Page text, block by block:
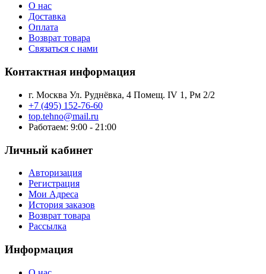
О нас
Доставка
Оплата
Возврат товара
Связаться с нами
Контактная информация
г. Москва Ул. Руднёвка, 4 Помещ. IV 1, Рм 2/2
+7 (495) 152-76-60
top.tehno@mail.ru
Работаем: 9:00 - 21:00
Личный кабинет
Авторизация
Регистрация
Мои Адреса
История заказов
Возврат товара
Рассылка
Информация